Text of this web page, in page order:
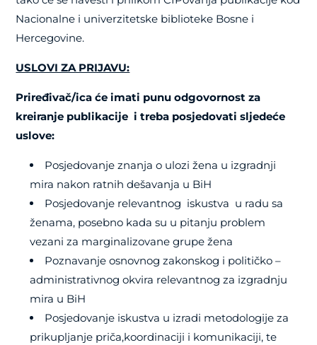
Nacionalne i univerzitetske biblioteke Bosne i
Hercegovine.
USLOVI ZA PRIJAVU:
Priređivač/ica će imati punu odgovornost za
kreiranje publikacije i treba posjedovati sljedeće
uslove:
Posjedovanje znanja o ulozi žena u izgradnji
mira nakon ratnih dešavanja u BiH
Posjedovanje relevantnog iskustva u radu sa
ženama, posebno kada su u pitanju problem
vezani za marginalizovane grupe žena
Poznavanje osnovnog zakonskog i političko –
administrativnog okvira relevantnog za izgradnju
mira u BiH
Posjedovanje iskustva u izradi metodologije za
prikupljanje priča,koordinaciji i komunikaciji, te